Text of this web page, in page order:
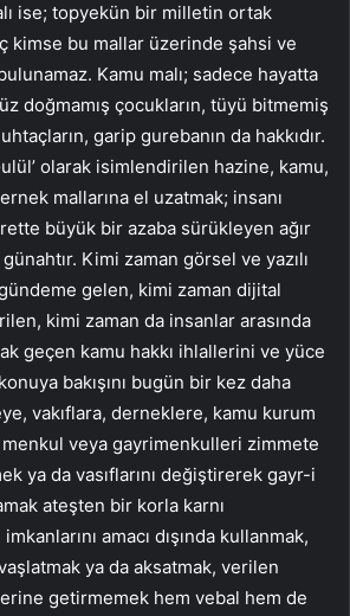
ise; topyekün bir milletin ortak
kimse bu mallar üzerinde şahsi ve
Kamu malı; sadece hayatta
doğmamış çocukların, tüyü bitmemiş
garip gurebanın da hakkıdır.
olarak isimlendirilen hazine, kamu,
mallarına el uzatmak; insanı
büyük bir azaba sürükleyen ağır
Kimi zaman görsel ve yazılı
gelen, kimi zaman dijital
kimi zaman da insanlar arasında
geçen kamu hakkı ihlallerini ve yüce
bakışını bugün bir kez daha
vakıflara, derneklere, kamu kurum
veya gayrimenkulleri zimmete
ya da vasıflarını değiştirerek gayr-i
ateşten bir korla karnı
amacı dışında kullanmak,
ya da aksatmak, verilen
getirmemek hem vebal hem de